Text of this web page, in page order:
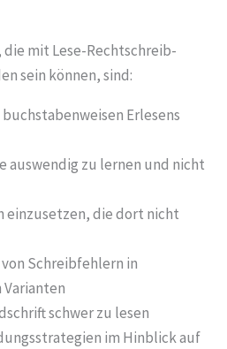
mit Lese-Rechtschreib-
sein können, sind:
Erlesens
auswendig zu lernen und nicht
einzusetzen, die dort nicht
Schreibfehlern in
schwer zu lesen
im Hinblick auf